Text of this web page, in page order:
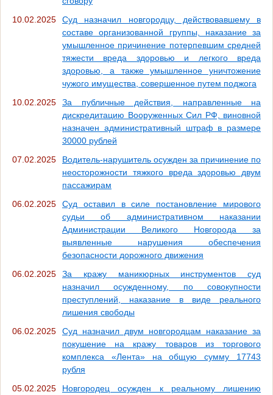
10.02.2025
Суд назначил новгородцу, действовавшему в
составе организованной группы, наказание за
умышленное причинение потерпевшим средней
тяжести вреда здоровью и легкого вреда
здоровью, а также умышленное уничтожение
чужого имущества, совершенное путем поджога
10.02.2025
За публичные действия, направленные на
дискредитацию Вооруженных Сил РФ, виновной
назначен административный штраф в размере
30000 рублей
07.02.2025
Водитель-нарушитель осужден за причинение по
неосторожности тяжкого вреда здоровью двум
пассажирам
06.02.2025
Суд оставил в силе постановление мирового
судьи об административном наказании
Администрации Великого Новгорода за
выявленные нарушения обеспечения
безопасности дорожного движения
06.02.2025
За кражу маникюрных инструментов суд
назначил осужденному, по совокупности
преступлений, наказание в виде реального
лишения свободы
06.02.2025
Суд назначил двум новгородцам наказание за
покушение на кражу товаров из торгового
комплекса «Лента» на общую сумму 17743
рубля
05.02.2025
Новгородец осужден к реальному лишению